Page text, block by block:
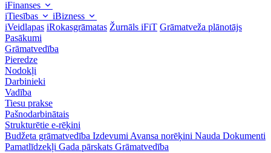
iFinanses
iTiesības
iBizness
iVeidlapas iRokasgrāmatas Žurnāls iFiT Grāmatveža plānotājs
Pasākumi
Grāmatvedība
Pieredze
Nodokļi
Darbinieki
Vadība
Tiesu prakse
Pašnodarbinātais
Strukturētie e-rēķini
Budžeta grāmatvedība Izdevumi Avansa norēķini Nauda Dokumenti
Pamatlīdzekļi Gada pārskats Grāmatvedība